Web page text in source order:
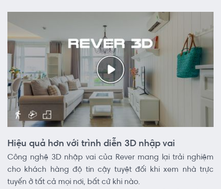
Hiệu quả hơn với trình diễn 3D nhập vai
Công nghệ 3D nhập vai của Rever mang lại trải nghiệm
cho khách hàng độ tin cậy tuyệt đối khi xem nhà trực
tuyến ở tất cả mọi nơi, bất cứ khi nào.